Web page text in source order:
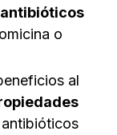
antibióticos
o
al